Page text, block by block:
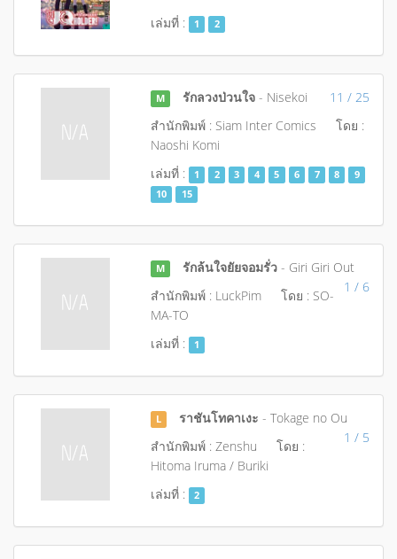
เล่มที่ :
1 2
M รักลวงป่วนใจ - Nisekoi
11 / 25
สำนักพิมพ์ : Siam Inter Comics
โดย :
Naoshi Komi
เล่มที่ :
1 2 3 4 5 6 7 8
9
10
15
M รักล้นใจยัยจอมรั่ว - Giri Giri Out
1 / 6
สำนักพิมพ์ : LuckPim
โดย : SO-
MA-TO
เล่มที่ :
1
L ราชันโทคาเงะ - Tokage no Ou
1 / 5
สำนักพิมพ์ : Zenshu
โดย :
Hitoma Iruma / Buriki
เล่มที่ :
2